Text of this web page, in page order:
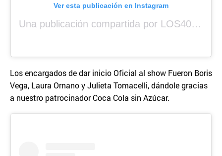
Ver esta publicación en Instagram
Una publicación compartida por LOS40 Panamá (@los40panama)
Los encargados de dar inicio Oficial al show Fueron Boris
Vega, Laura Ornano y Julieta Tomacelli, dándole gracias
a nuestro patrocinador Coca Cola sin Azúcar.